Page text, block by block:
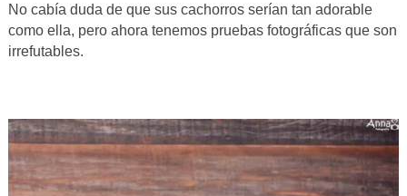
No cabía duda de que sus cachorros serían tan adorable
como ella, pero ahora tenemos pruebas fotográficas que son
irrefutables.